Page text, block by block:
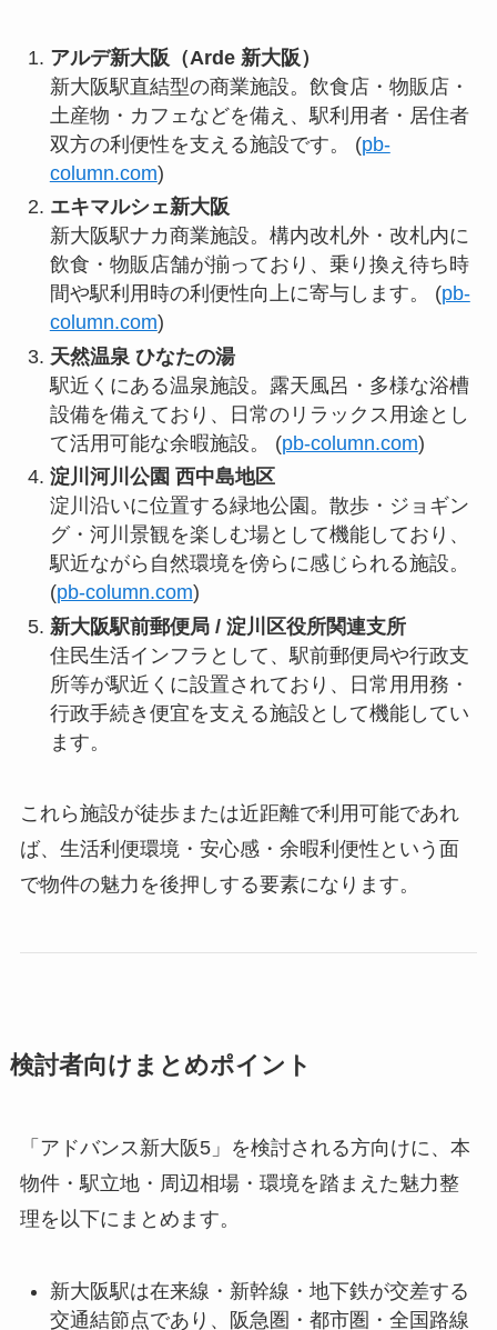
アルデ新大阪（Arde 新大阪）
新大阪駅直結型の商業施設。飲食店・物販店・
土産物・カフェなどを備え、駅利用者・居住者
双方の利便性を支える施設です。 (pb-
column.com)
エキマルシェ新大阪
新大阪駅ナカ商業施設。構内改札外・改札内に
飲食・物販店舗が揃っており、乗り換え待ち時
間や駅利用時の利便性向上に寄与します。 (pb-
column.com)
天然温泉 ひなたの湯
駅近くにある温泉施設。露天風呂・多様な浴槽
設備を備えており、日常のリラックス用途とし
て活用可能な余暇施設。 (pb-column.com)
淀川河川公園 西中島地区
淀川沿いに位置する緑地公園。散歩・ジョギン
グ・河川景観を楽しむ場として機能しており、
駅近ながら自然環境を傍らに感じられる施設。
(pb-column.com)
新大阪駅前郵便局 / 淀川区役所関連支所
住民生活インフラとして、駅前郵便局や行政支
所等が駅近くに設置されており、日常用用務・
行政手続き便宜を支える施設として機能してい
ます。
これら施設が徒歩または近距離で利用可能であれ
ば、生活利便環境・安心感・余暇利便性という面
で物件の魅力を後押しする要素になります。
検討者向けまとめポイント
「アドバンス新大阪5」を検討される方向けに、本
物件・駅立地・周辺相場・環境を踏まえた魅力整
理を以下にまとめます。
新大阪駅は在来線・新幹線・地下鉄が交差する
交通結節点であり、阪急圏・都市圏・全国路線